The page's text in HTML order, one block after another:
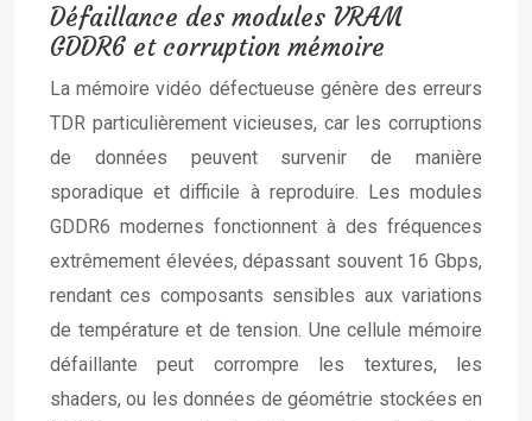
Défaillance des modules VRAM
GDDR6 et corruption mémoire
La mémoire vidéo défectueuse génère des erreurs
TDR particulièrement vicieuses, car les corruptions
de données peuvent survenir de manière
sporadique et difficile à reproduire. Les modules
GDDR6 modernes fonctionnent à des fréquences
extrêmement élevées, dépassant souvent 16 Gbps,
rendant ces composants sensibles aux variations
de température et de tension. Une cellule mémoire
défaillante peut corrompre les textures, les
shaders, ou les données de géométrie stockées en